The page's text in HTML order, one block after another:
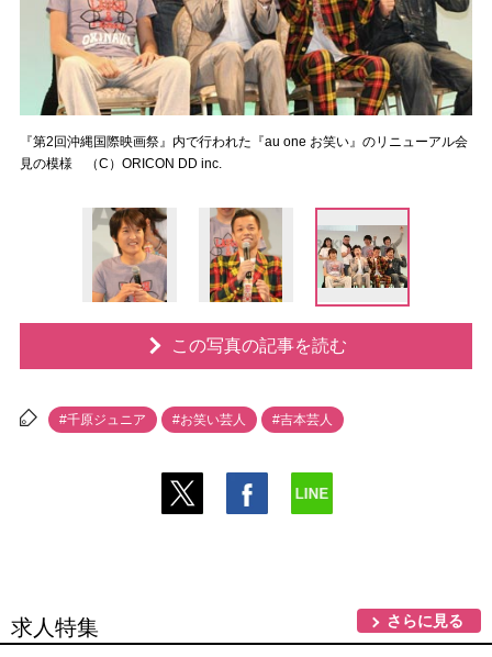
『第2回沖縄国際映画祭』内で行われた『au one お笑い』のリニューアル会
見の模様 （C）ORICON DD inc.
この写真の記事を読む
#千原ジュニア #お笑い芸人 #吉本芸人
求人特集 さらに見る